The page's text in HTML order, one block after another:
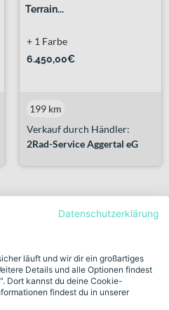
Terrain...
6.450,00€
+ 1 Farbe
Verkauf durch Händler:
2Rad-Service Aggertal eG
199 km
Datenschutzerklärung
läuft und wir dir ein großartiges
Details und alle Optionen findest
Dort kannst du deine Cookie-
findest du in unserer